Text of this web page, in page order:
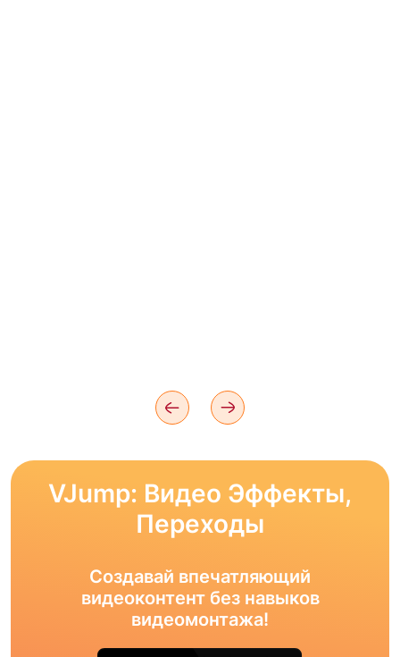
VJump: Видео Эффекты,
Переходы
Создавай впечатляющий
видеоконтент без навыков
видеомонтажа!